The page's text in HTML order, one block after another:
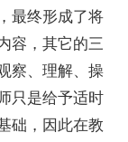
最终形成了将
容，其它的三
察、理解、操
只是给予适时
础，因此在教